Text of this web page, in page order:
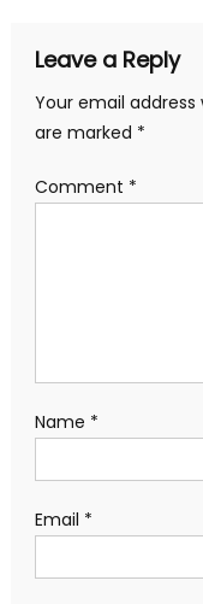
Leave a Reply
Your email address
are marked *
Comment *
Name *
Email *